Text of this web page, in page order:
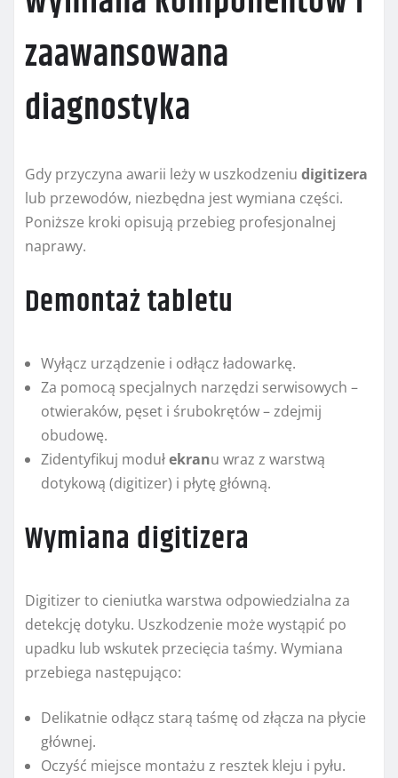
zaawansowana
diagnostyka
Gdy przyczyna awarii leży w uszkodzeniu digitizera
lub przewodów, niezbędna jest wymiana części.
Poniższe kroki opisują przebieg profesjonalnej
naprawy.
Demontaż tabletu
Wyłącz urządzenie i odłącz ładowarkę.
Za pomocą specjalnych narzędzi serwisowych –
otwieraków, pęset i śrubokrętów – zdejmij
obudowę.
Zidentyfikuj modułekranu wraz z warstwą
dotykową (digitizer) i płytę główną.
Wymiana digitizera
Digitizer to cieniutka warstwa odpowiedzialna za
detekcję dotyku. Uszkodzenie może wystąpić po
upadku lub wskutek przecięcia taśmy. Wymiana
przebiega następująco:
Delikatnie odłącz starą taśmę od złącza na płycie
głównej.
Oczyść miejsce montażu z resztek kleju i pyłu.